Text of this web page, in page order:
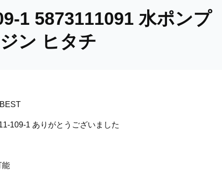
1 5873111091 水ポンプ
ン ヒタチ
109-1 ありがとうございました
能